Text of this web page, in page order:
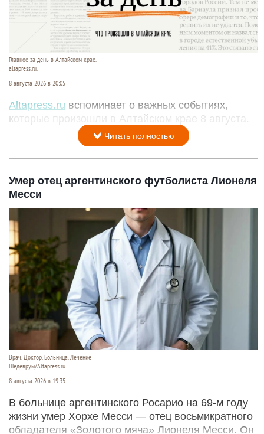
Главное за день в Алтайском крае.
altapress.ru.
8 августа 2026 в 20:05
Altapress.ru вспоминает о важных событиях,
которые произошли в Алтайском крае 8 августа.
Читать полностью
Умер отец аргентинского футболиста Лионеля
Месси
Врач. Доктор. Больница. Лечение
Шедеврум/Altapress.ru
8 августа 2026 в 19:35
В больнице аргентинского Росарио на 69-м году
жизни умер Хорхе Месси — отец восьмикратного
обладателя «Золотого мяча» Лионеля Месси. Он